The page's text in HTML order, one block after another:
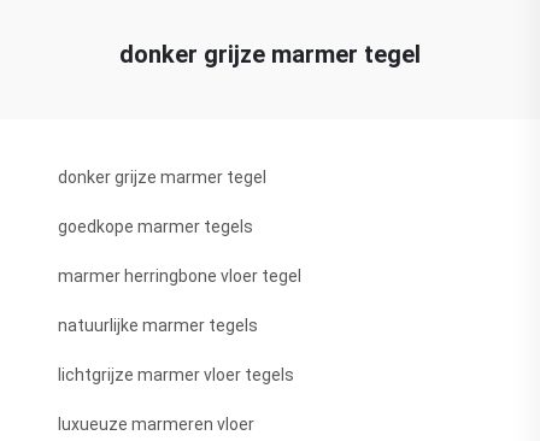
donker grijze marmer tegel
donker grijze marmer tegel
goedkope marmer tegels
marmer herringbone vloer tegel
natuurlijke marmer tegels
lichtgrijze marmer vloer tegels
luxueuze marmeren vloer